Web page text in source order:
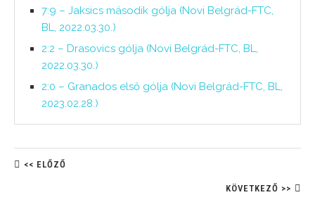
7:9 – Jaksics második gólja (Novi Belgrád-FTC,
BL, 2022.03.30.)
2:2 – Drasovics gólja (Novi Belgrád-FTC, BL,
2022.03.30.)
2:0 – Granados első gólja (Novi Belgrád-FTC, BL,
2023.02.28.)
<< ELŐZŐ
KÖVETKEZŐ >>